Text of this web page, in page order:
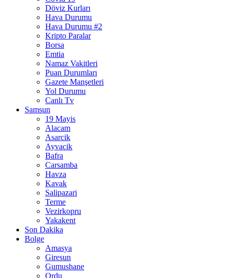
Döviz Kurları
Hava Durumu
Hava Durumu #2
Kripto Paralar
Borsa
Emtia
Namaz Vakitleri
Puan Durumları
Gazete Manşetleri
Yol Durumu
Canlı Tv
Samsun
19 Mayis
Alacam
Asarcik
Ayvacik
Bafra
Carsamba
Havza
Kavak
Salipazari
Terme
Vezirkopru
Yakakent
Son Dakika
Bolge
Amasya
Giresun
Gumushane
Ordu